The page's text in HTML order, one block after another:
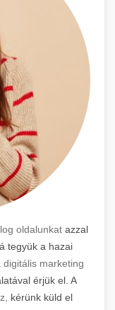
oldalunkat azzal
tegyük a hazai
digitális marketing
érjük el. A
kérünk küld el